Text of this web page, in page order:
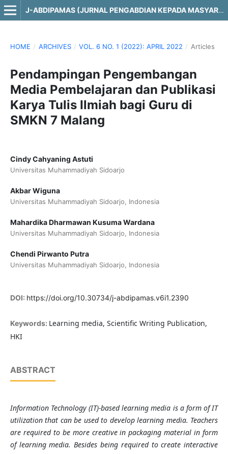
J-ABDIPAMAS (JURNAL PENGABDIAN KEPADA MASYARAKAT)
HOME / ARCHIVES / VOL. 6 NO. 1 (2022): APRIL 2022 / Articles
Pendampingan Pengembangan
Media Pembelajaran dan Publikasi
Karya Tulis Ilmiah bagi Guru di
SMKN 7 Malang
Cindy Cahyaning Astuti
Universitas Muhammadiyah Sidoarjo
Akbar Wiguna
Universitas Muhammadiyah Sidoarjo, Indonesia
Mahardika Dharmawan Kusuma Wardana
Universitas Muhammadiyah Sidoarjo, Indonesia
Chendi Pirwanto Putra
Universitas Muhammadiyah Sidoarjo, Indonesia
DOI: https://doi.org/10.30734/j-abdipamas.v6i1.2390
Keywords: Learning media, Scientific Writing Publication,
HKI
ABSTRACT
Information Technology (IT)-based learning media is a form of IT
utilization that can be used to develop learning media. Teachers
are required to be more creative in packaging material in form
of learning media. Besides being required to create interactive